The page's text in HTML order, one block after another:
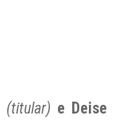
(titular) e Deise